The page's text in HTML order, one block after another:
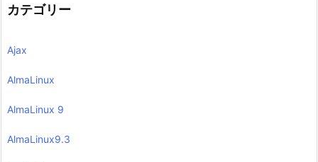
カテゴリー
Ajax
AlmaLinux
AlmaLinux 9
AlmaLinux9.3